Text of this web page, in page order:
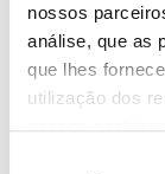
nossos
análise, que as
que lhes
utilização dos